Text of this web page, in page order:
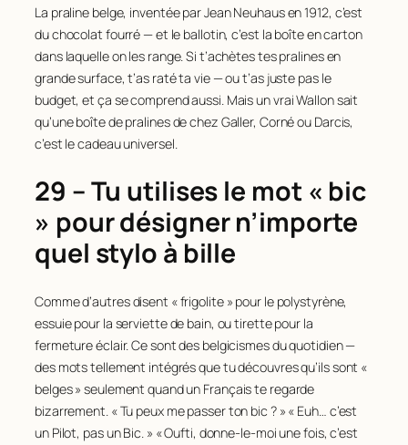
La praline belge, inventée par Jean Neuhaus en 1912, c’est
du chocolat fourré — et le ballotin, c’est la boîte en carton
dans laquelle on les range. Si t’achètes tes pralines en
grande surface, t’as raté ta vie — ou t’as juste pas le
budget, et ça se comprend aussi. Mais un vrai Wallon sait
qu’une boîte de pralines de chez Galler, Corné ou Darcis,
c’est le cadeau universel.
29 – Tu utilises le mot « bic
» pour désigner n’importe
quel stylo à bille
Comme d’autres disent « frigolite » pour le polystyrène,
essuie pour la serviette de bain, ou tirette pour la
fermeture éclair. Ce sont des belgicismes du quotidien —
des mots tellement intégrés que tu découvres qu’ils sont «
belges » seulement quand un Français te regarde
bizarrement. « Tu peux me passer ton bic ? » « Euh… c’est
un Pilot, pas un Bic. » « Oufti, donne-le-moi une fois, c’est